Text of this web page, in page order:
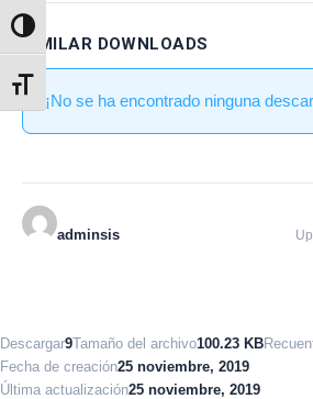
Alternar alto contraste
Alternar tamaño de letra
SIMILAR DOWNLOADS
¡No se ha encontrado ninguna
adminsis
Descargar9Tamaño del archivo100.23 KB
Fecha de creación25 noviembre, 2019
Última actualización25 noviembre, 2019